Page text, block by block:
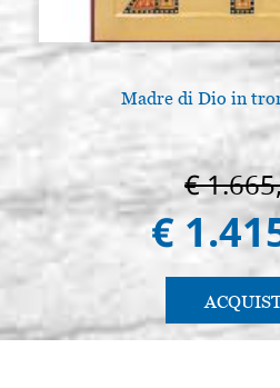
Madre di Dio in
€
€